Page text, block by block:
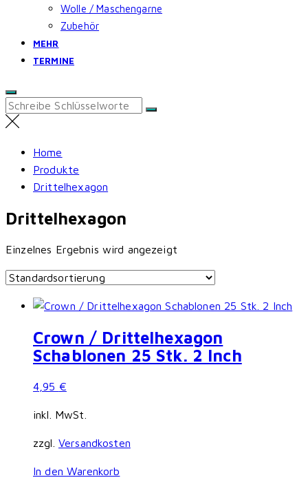
Wolle / Maschengarne
Zubehör
MEHR
TERMINE
Search
for:
Home
Produkte
Drittelhexagon
Drittelhexagon
Einzelnes Ergebnis wird angezeigt
Crown / Drittelhexagon
Schablonen 25 Stk. 2 Inch
4,95 €
inkl. MwSt.
zzgl. Versandkosten
In den Warenkorb